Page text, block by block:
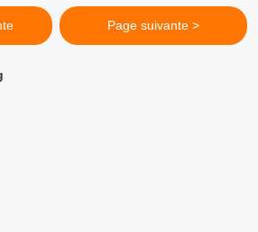
Page suivante >